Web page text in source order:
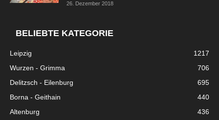
26. Dezember 2018
BELIEBTE KATEGORIE
Leipzig
1217
Wurzen - Grimma
706
Delitzsch - Eilenburg
695
Borna - Geithain
440
Altenburg
436